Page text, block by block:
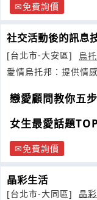
免費詢價
社交活動後的訊息
[台北市-大安區]
烏
愛情烏托邦：提供情
戀愛顧問教你五
女生最愛話題
免費詢價
晶彩生活
[台北市-大同區]
晶